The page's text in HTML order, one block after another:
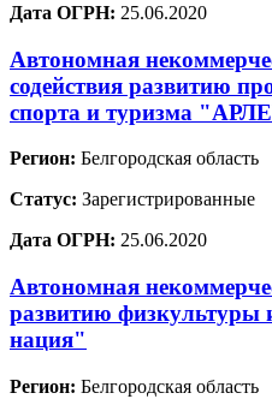
Дата ОГРН: 25.06.2020
Автономная
содействия развитию
спорта и туризма
Регион: Белгородская область
Статус: Зарегистрированные
Дата ОГРН: 25.06.2020
Автономная
развитию физкультуры
нация"
Регион: Белгородская область